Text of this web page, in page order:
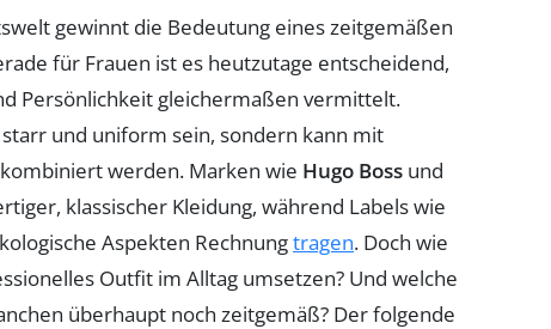
gewinnt die Bedeutung eines zeitgemäßen
für Frauen ist es heutzutage entscheidend,
Persönlichkeit gleichermaßen vermittelt.
und uniform sein, sondern kann mit
werden. Marken wie Hugo Boss und
klassischer Kleidung, während Labels wie
Aspekten Rechnungtragen. Doch wie
Outfit im Alltag umsetzen? Und welche
überhaupt noch zeitgemäß? Der folgende